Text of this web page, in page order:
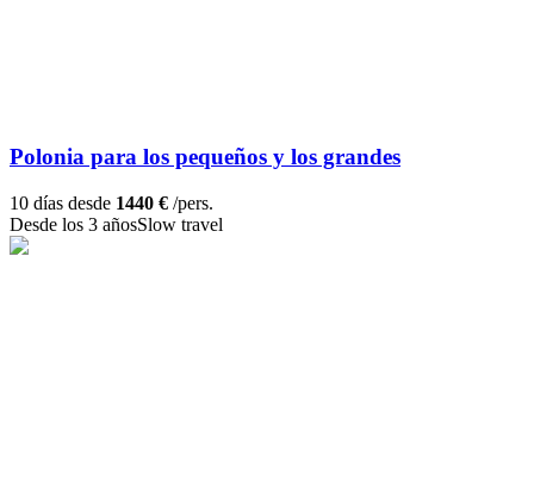
Polonia para los pequeños y los grandes
10 días desde 1440 € /pers.
Desde los 3 añosSlow travel